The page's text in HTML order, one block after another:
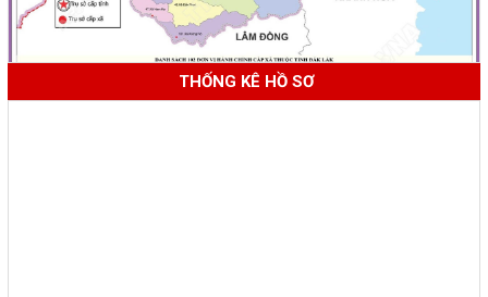
THỐNG KÊ HỒ SƠ